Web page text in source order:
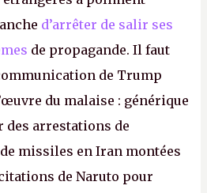
d’arrêter de salir ses
de propagande. Il faut
de Trump
du malaise : générique
des arrestations de
missiles en Iran montées
de Naruto pour